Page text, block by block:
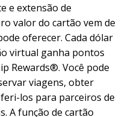
e extensão de
valor do cartão vem de
oferecer. Cada dólar
virtual ganha pontos
Rewards®. Você pode
viagens, obter
los para parceiros de
A função de cartão